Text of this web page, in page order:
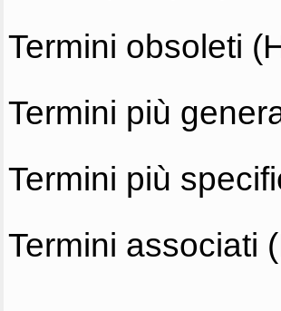
Termini obsoleti
Termini più
Termini più
Termini associati